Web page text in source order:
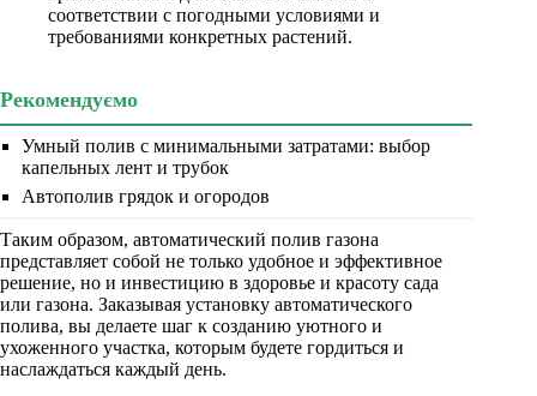
соответствии с погодными условиями и
требованиями конкретных растений.
Рекомендуємо
Умный полив с минимальными затратами: выбор
капельных лент и трубок
Автополив грядок и огородов
Таким образом, автоматический полив газона
представляет собой не только удобное и эффективное
решение, но и инвестицию в здоровье и красоту сада
или газона. Заказывая установку автоматического
полива, вы делаете шаг к созданию уютного и
ухоженного участка, которым будете гордиться и
наслаждаться каждый день.